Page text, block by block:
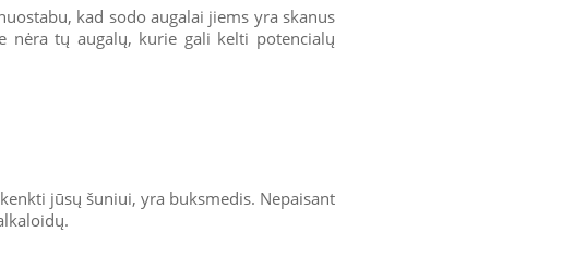
kad sodo augalai jiems yra skanus
nėra tų augalų, kurie gali kelti potencialų
jūsų šuniui, yra buksmedis. Nepaisant